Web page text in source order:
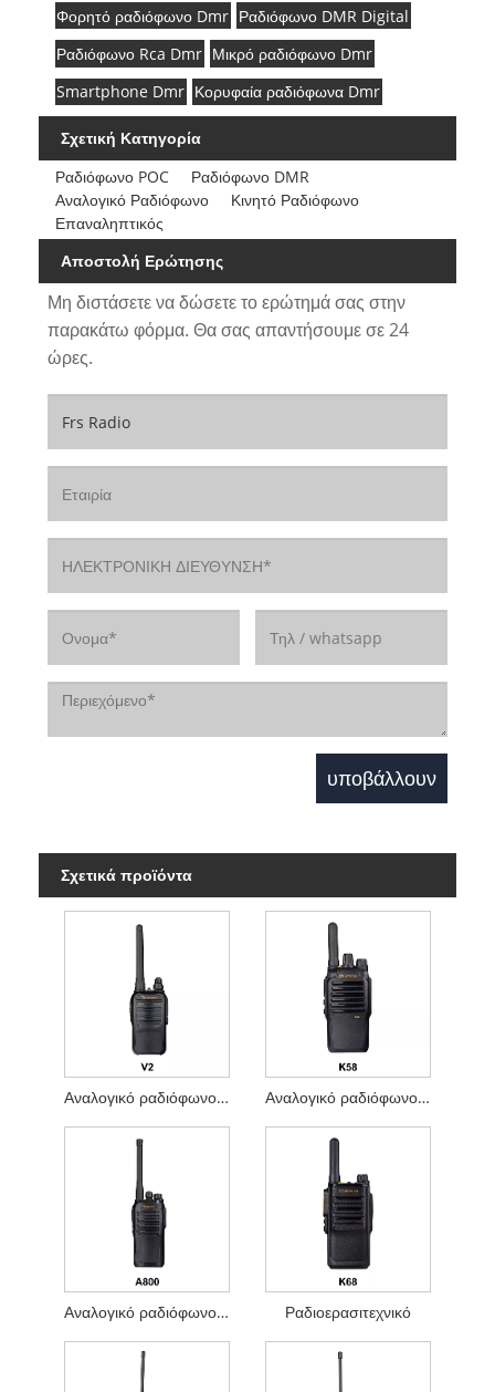
Φορητό ραδιόφωνο Dmr Ραδιόφωνο DMR Digital
Ραδιόφωνο Rca Dmr Μικρό ραδιόφωνο Dmr
Smartphone Dmr Κορυφαία ραδιόφωνα Dmr
Σχετική Κατηγορία
Ραδιόφωνο POC
Ραδιόφωνο DMR
Αναλογικό Ραδιόφωνο
Κινητό Ραδιόφωνο
Επαναληπτικός
Αποστολή Ερώτησης
Μη διστάσετε να δώσετε το ερώτημά σας στην
παρακάτω φόρμα. Θα σας απαντήσουμε σε 24
ώρες.
Σχετικά προϊόντα
Αναλογικό ραδιόφωνο ζαμπόν Αναλογικό ραδιόφωνο τσέπης
Αναλογικό ραδιόφωνο DMR με προστασία από έκρηξη Ραδιοερασιτεχνικό